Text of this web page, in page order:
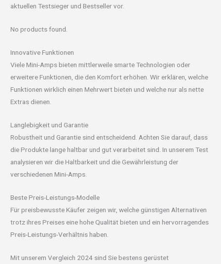
aktuellen Testsieger und Bestseller vor.
No products found.
Innovative Funktionen
Viele Mini-Amps bieten mittlerweile smarte Technologien oder
erweitere Funktionen, die den Komfort erhöhen. Wir erklären, welche
Funktionen wirklich einen Mehrwert bieten und welche nur als nette
Extras dienen.
Langlebigkeit und Garantie
Robustheit und Garantie sind entscheidend. Achten Sie darauf, dass
die Produkte lange haltbar und gut verarbeitet sind. In unserem Test
analysieren wir die Haltbarkeit und die Gewährleistung der
verschiedenen Mini-Amps.
Beste Preis-Leistungs-Modelle
Für preisbewusste Käufer zeigen wir, welche günstigen Alternativen
trotz ihres Preises eine hohe Qualität bieten und ein hervorragendes
Preis-Leistungs-Verhältnis haben.
Mit unserem Vergleich 2024 sind Sie bestens gerüstet